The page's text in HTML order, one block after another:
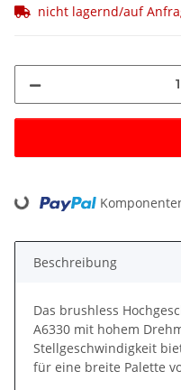
nicht lagernd/auf
Loading...
Beschreibung
Das brushless
A6330 mit hohem
Stellgeschwindigkeit
für eine breite Palette